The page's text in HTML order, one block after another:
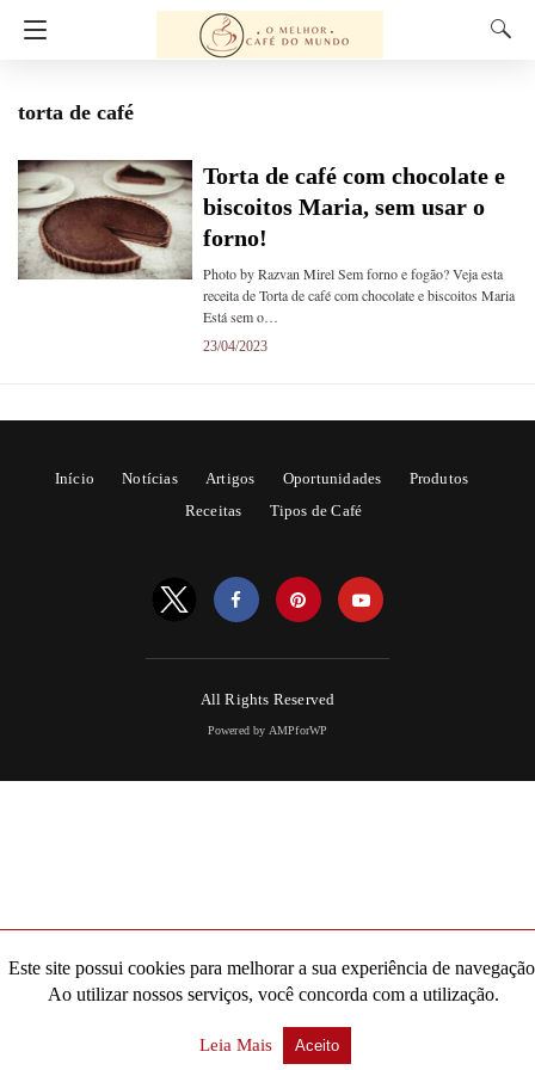
torta de café
Torta de café com chocolate e
biscoitos Maria, sem usar o
forno!
Photo by Razvan Mirel Sem forno e fogão? Veja esta
receita de Torta de café com chocolate e biscoitos Maria
Está sem o…
23/04/2023
Início Notícias Artigos Oportunidades
Produtos
Receitas
Tipos de Café
All Rights Reserved
Powered by AMPforWP
Este site possui cookies para melhorar a sua experiência de
Ao utilizar nossos serviços, você concorda com a utilização.
Leia Mais Aceito